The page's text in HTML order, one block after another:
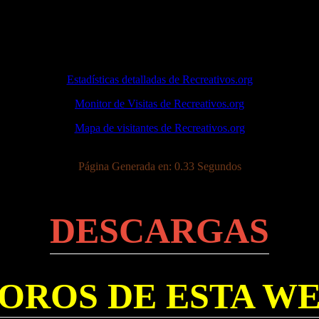
Estadísticas detalladas de Recreativos.org
Monitor de Visitas de Recreativos.org
Mapa de visitantes de Recreativos.org
Página Generada en: 0.33 Segundos
DESCARGAS
DE ESTA